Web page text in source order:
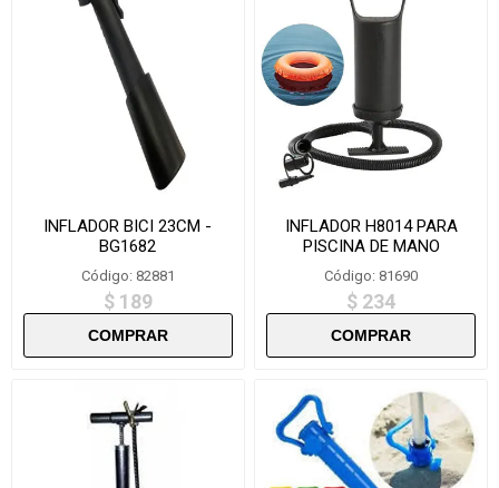
INFLADOR BICI 23CM -
BG1682
Código: 82881
$ 189
INFLADOR H8014 PARA
PISCINA DE MANO
Código: 81690
$ 234